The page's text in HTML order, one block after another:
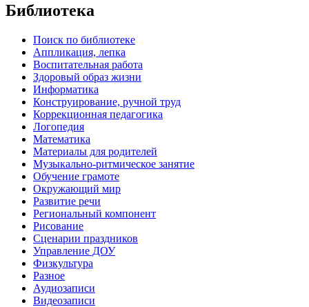
Библиотека
Поиск по библиотеке
Аппликация, лепка
Воспитательная работа
Здоровый образ жизни
Информатика
Конструирование, ручной труд
Коррекционная педагогика
Логопедия
Математика
Материалы для родителей
Музыкально-ритмическое занятие
Обучение грамоте
Окружающий мир
Развитие речи
Региональный компонент
Рисование
Сценарии праздников
Управление ДОУ
Физкультура
Разное
Аудиозаписи
Видеозаписи